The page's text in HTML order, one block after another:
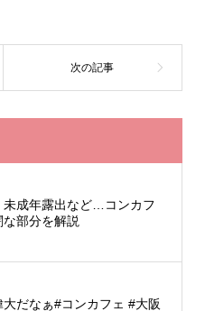
未成年露出など…コンカフ
な部分を解説
だなぁ#コンカフェ #大阪